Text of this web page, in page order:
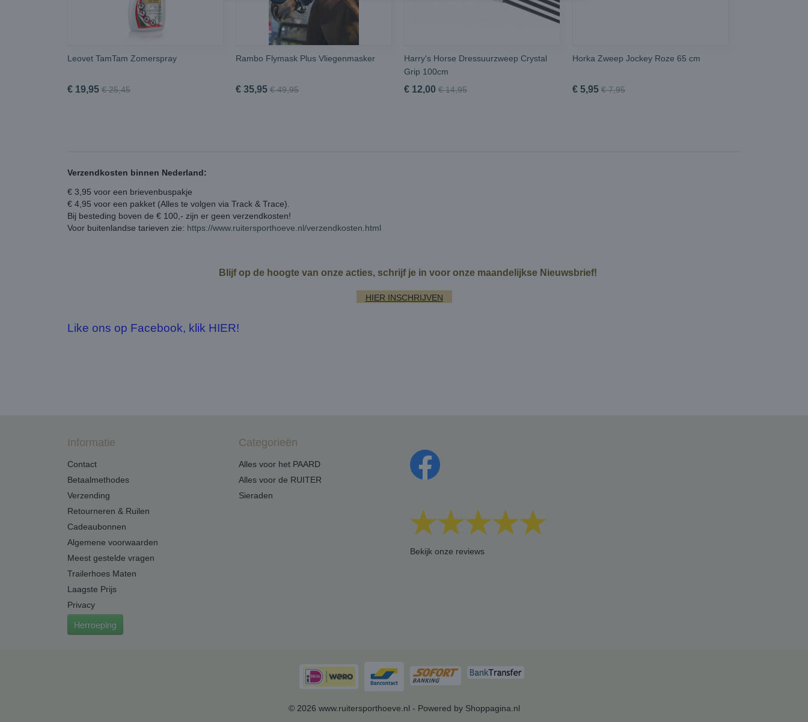
Leovet TamTam Zomerspray
€ 19,95 € 25,45
Rambo Flymask Plus Vliegenmasker
€ 35,95 € 49,95
Harry's Horse Dressuurzweep Crystal
Grip 100cm
€ 12,00 € 14,95
Horka Zweep Jockey Roze 65 cm
€ 5,95 € 7,95
Verzendkosten binnen Nederland:
€ 3,95 voor een brievenbuspakje
€ 4,95 voor een pakket (Alles te volgen via Track & Trace).
Bij besteding boven de € 100,- zijn er geen verzendkosten!
Voor buitenlandse tarieven zie: https://www.ruitersporthoeve.nl/verzendkosten.html
Blijf op de hoogte van onze acties, schrijf je in voor onze maandelijkse Nieuwsbrief!
HIER INSCHRIJVEN
Like ons op Facebook, klik HIER!
Informatie
Contact
Betaalmethodes
Verzending
Retourneren & Ruilen
Cadeaubonnen
Algemene voorwaarden
Meest gestelde vragen
Trailerhoes Maten
Laagste Prijs
Privacy
Herroeping
Categorieën
Alles voor het PAARD
Alles voor de RUITER
Sieraden
Bekijk onze reviews
© 2026 www.ruitersporthoeve.nl - Powered by Shoppagina.nl